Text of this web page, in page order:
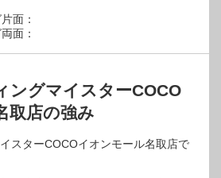
面：
面：
ングマイスターCOCO
取店の強み
スターCOCOイオンモール名取店で